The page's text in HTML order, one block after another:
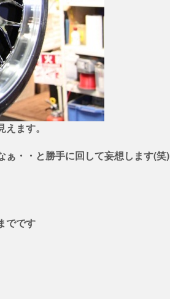
ます。
ぁ・・と勝手に回して妄想します(笑)
でです